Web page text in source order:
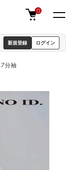
新規登録 ログイン
0
分袖